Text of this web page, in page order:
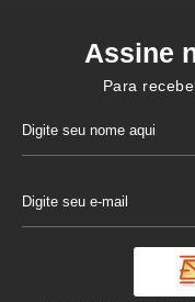
Assine
Para